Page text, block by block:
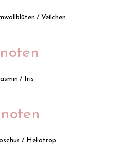
/ Veilchen
/ Iris
/ Heliotrop